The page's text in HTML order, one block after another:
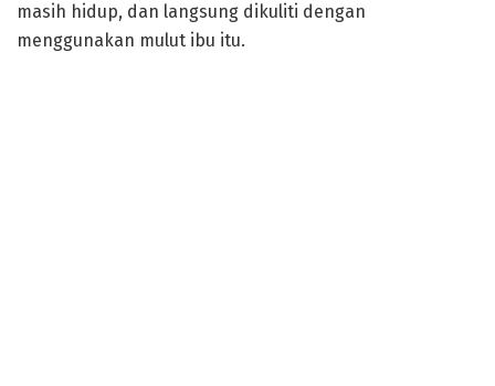
masih hidup, dan langsung dikuliti dengan
menggunakan mulut ibu itu.